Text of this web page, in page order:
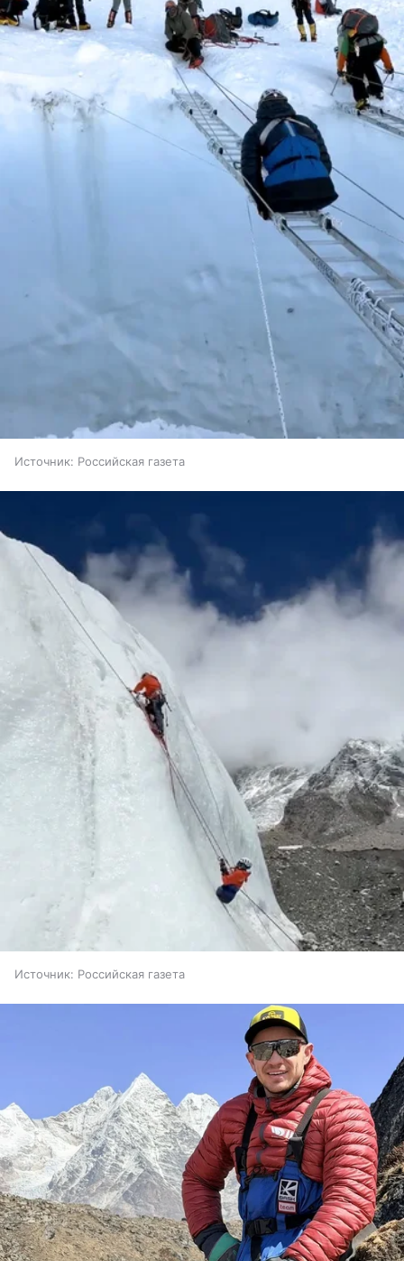
Источник: Российская газета
Источник: Российская газета